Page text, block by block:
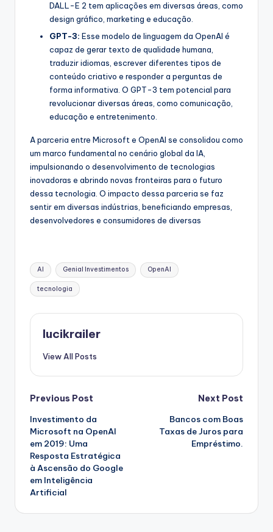
DALL-E 2 tem aplicações em diversas áreas, como
design gráfico, marketing e educação.
GPT-3: Esse modelo de linguagem da OpenAI é
capaz de gerar texto de qualidade humana,
traduzir idiomas, escrever diferentes tipos de
conteúdo criativo e responder a perguntas de
forma informativa. O GPT-3 tem potencial para
revolucionar diversas áreas, como comunicação,
educação e entretenimento.
A parceria entre Microsoft e OpenAI se consolidou como
um marco fundamental no cenário global da IA,
impulsionando o desenvolvimento de tecnologias
inovadoras e abrindo novas fronteiras para o futuro
dessa tecnologia. O impacto dessa parceria se faz
sentir em diversas indústrias, beneficiando empresas,
desenvolvedores e consumidores de diversas
Tags:
AI Genial Investimentos OpenAI
tecnologia
lucikrailer
View All Posts
Post
navigation
Previous Post
Investimento da
Microsoft na OpenAI
em 2019: Uma
Resposta Estratégica
à Ascensão do Google
em Inteligência
Artificial
Next Post
Bancos com Boas
Taxas de Juros para
Empréstimo.